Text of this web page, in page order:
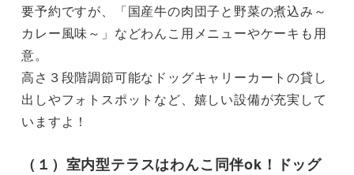
要予約ですが、「国産牛の肉団子と野菜の煮込み～
カレー風味～」などわんこ用メニューやケーキも用
意。
高さ３段階調節可能なドッグキャリーカートの貸し
出しやフォトスポットなど、嬉しい設備が充実して
いますよ！
（１）室内型テラスはわんこ同伴ok！ドッグ